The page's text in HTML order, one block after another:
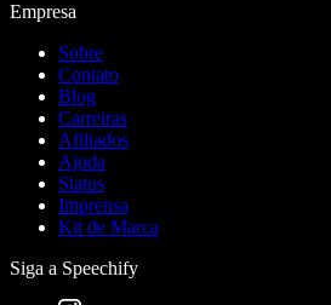
Empresa
Sobre
Contato
Blog
Carreiras
Afiliados
Ajuda
Status
Imprensa
Kit de Marca
Siga a Speechify